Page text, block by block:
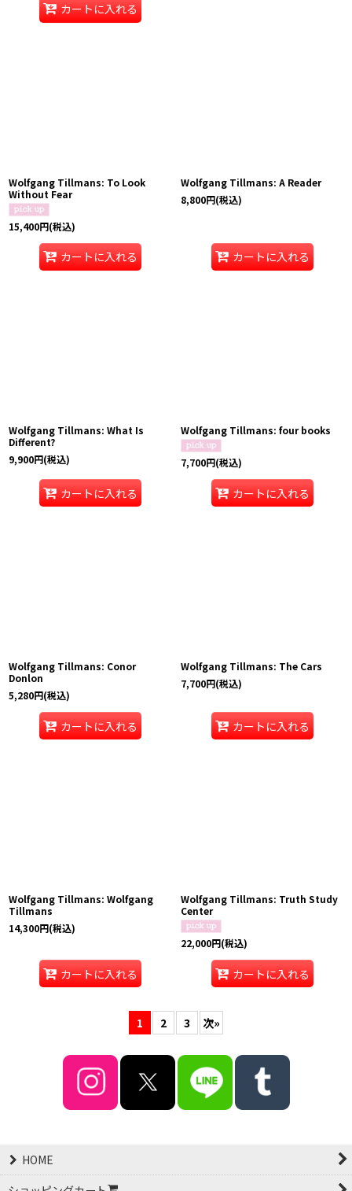
カートに入れる
Wolfgang Tillmans: To Look
Without Fear
15,400円(税込)
カートに入れる
Wolfgang Tillmans: A Reader
8,800円(税込)
カートに入れる
Wolfgang Tillmans: What Is
Different?
9,900円(税込)
カートに入れる
Wolfgang Tillmans: four books
7,700円(税込)
カートに入れる
Wolfgang Tillmans: Conor
Donlon
5,280円(税込)
カートに入れる
Wolfgang Tillmans: The Cars
7,700円(税込)
カートに入れる
Wolfgang Tillmans: Wolfgang
Tillmans
14,300円(税込)
カートに入れる
Wolfgang Tillmans: Truth Study
Center
22,000円(税込)
カートに入れる
1 2 3 次»
HOME